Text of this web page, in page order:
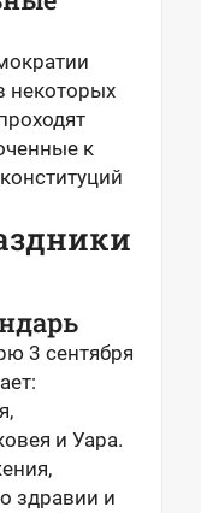
некоторых
к
3 сентября
и Уара.
здравии и